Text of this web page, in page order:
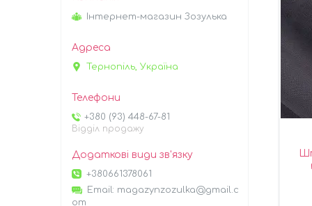
Інтернет-магазин Зозулька
Тернопіль, Україна
+380 (93) 448-67-81
Відділ продажу
+380661378061
Email magazynzozulka@gmail.c
om